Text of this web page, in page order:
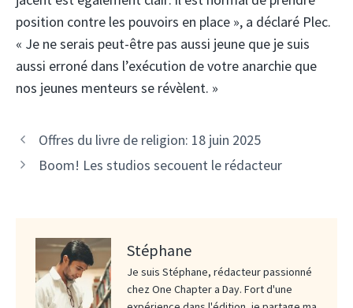
position contre les pouvoirs en place », a déclaré Plec.
« Je ne serais peut-être pas aussi jeune que je suis
aussi erroné dans l’exécution de votre anarchie que
nos jeunes menteurs se révèlent. »
Offres du livre de religion: 18 juin 2025
Boom! Les studios secouent le rédacteur
Stéphane
Je suis Stéphane, rédacteur passionné
chez One Chapter a Day. Fort d'une